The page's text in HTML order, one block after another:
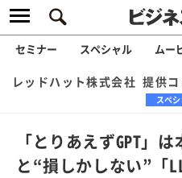
セミナー スペシャル ムー
レッドハット株式会社 提供コ
スペ
「とりあえずGPT」
と“損しかしない”「